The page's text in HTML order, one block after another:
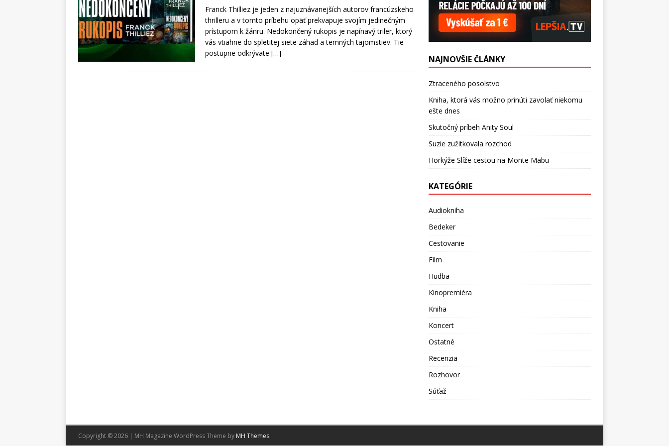
Franck Thilliez je jeden z najuznávanejších autorov francúzskeho
thrilleru a v tomto príbehu opäť prekvapuje svojím jedinečným
prístupom k žánru. Nedokončený rukopis je napínavý triler, ktorý
vás vtiahne do spletitej siete záhad a temných tajomstiev. Tie
postupne odkrývate […]
NAJNOVŠIE ČLÁNKY
Ztraceného posolstvo
Kniha, ktorá vás možno prinúti zavolať niekomu
ešte dnes
Skutočný príbeh Anity Soul
Suzie zužitkovala rozchod
Horkýže Slíže cestou na Monte Mabu
KATEGÓRIE
Audiokniha
Bedeker
Cestovanie
Film
Hudba
Kinopremiéra
Kniha
Koncert
Ostatné
Recenzia
Rozhovor
Súťaž
Copyright © 2026 | MH Magazine WordPress Theme by MH Themes